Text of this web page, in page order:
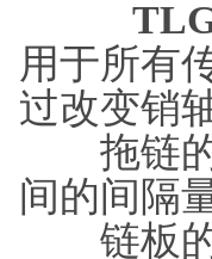
用于所有
过改变销
拖链的
间的间隔
链板的